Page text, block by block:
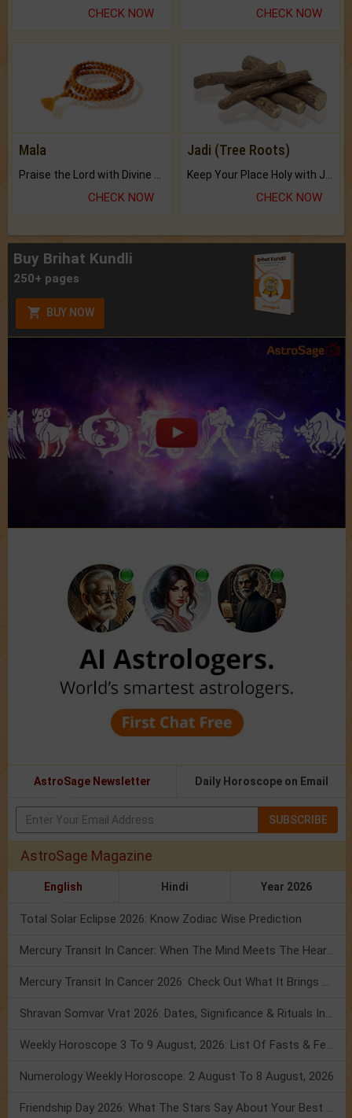
CHECK NOW CHECK NOW
Mala
Praise the Lord with Divine Energies of Mala.
CHECK NOW
Jadi (Tree Roots)
Keep Your Place Holy with Jadi.
CHECK NOW
Buy Brihat Kundli
250+ pages
BUY NOW
AstroSage Newsletter Daily Horoscope on Email
SUBSCRIBE
AstroSage Magazine
English Hindi Year 2026
Total Solar Eclipse 2026: Know Zodiac Wise Prediction
Mercury Transit In Cancer: When The Mind Meets The Heart!
Mercury Transit In Cancer 2026: Check Out What It Brings For You
Shravan Somvar Vrat 2026: Dates, Significance & Rituals In August
Weekly Horoscope 3 To 9 August, 2026: List Of Fasts & Festivals
Numerology Weekly Horoscope: 2 August To 8 August, 2026
Friendship Day 2026: What The Stars Say About Your Best Friend!